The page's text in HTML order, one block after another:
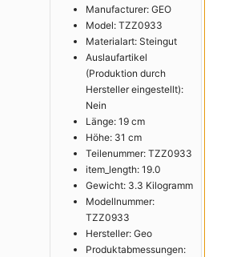
Manufacturer: GEO
Model: TZZ0933
Materialart: Steingut
Auslaufartikel
(Produktion durch
Hersteller eingestellt):
Nein
Länge: 19 cm
Höhe: 31 cm
Teilenummer: TZZ0933
item_length: 19.0
Gewicht: 3.3 Kilogramm
Modellnummer:
TZZ0933
Hersteller: Geo
Produktabmessungen: